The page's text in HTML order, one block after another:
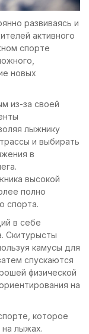
развиваясь и
активного
спорте
новых
из-за своей
лыжнику
и выбирать
в
высокой
полно
спорта.
в себе
Скитурысты
камусы для
спускаются
физической
на
которое
лыжах.